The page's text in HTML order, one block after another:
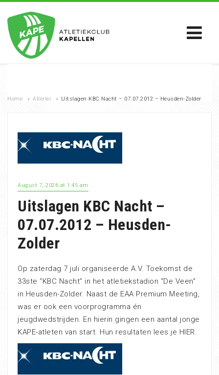
Home › Allerlei › Uitslagen KBC Nacht – 07.07.2012 – Heusden-Zolder
August 7, 2026 at 1:45 am
Uitslagen KBC Nacht –
07.07.2012 – Heusden-
Zolder
Op zaterdag 7 juli organiseerde A.V. Toekomst de
33ste “KBC Nacht” in het atletiekstadion “De Veen”
in Heusden-Zolder. Naast de EAA Premium Meeting,
was er ook een voorprogramma én
jeugdwedstrijden. En hierin gingen een aantal jonge
KAPE-atleten van start. Hun resultaten lees je HIER.